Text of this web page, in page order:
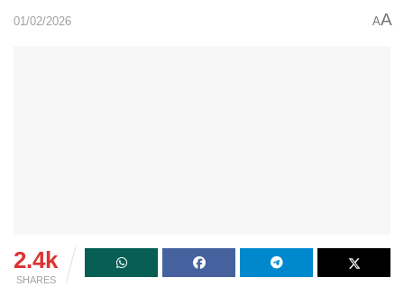
01/02/2026 AA
2.4k
SHARES